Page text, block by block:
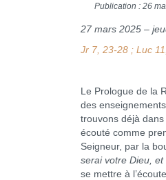
Publication : 26
27 mars 2025 –
Jr 7, 23-28 ; Luc
Le Prologue de la
des
trouvons déjà
écouté comme
Seigneur, par la
serai votre Dieu,
se mettre à